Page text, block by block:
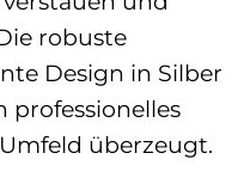
robuste
Design in Silber
professionelles
überzeugt.